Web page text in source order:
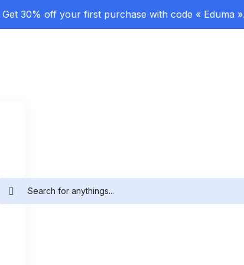
Get 30% off your first purchase with code « Eduma ».